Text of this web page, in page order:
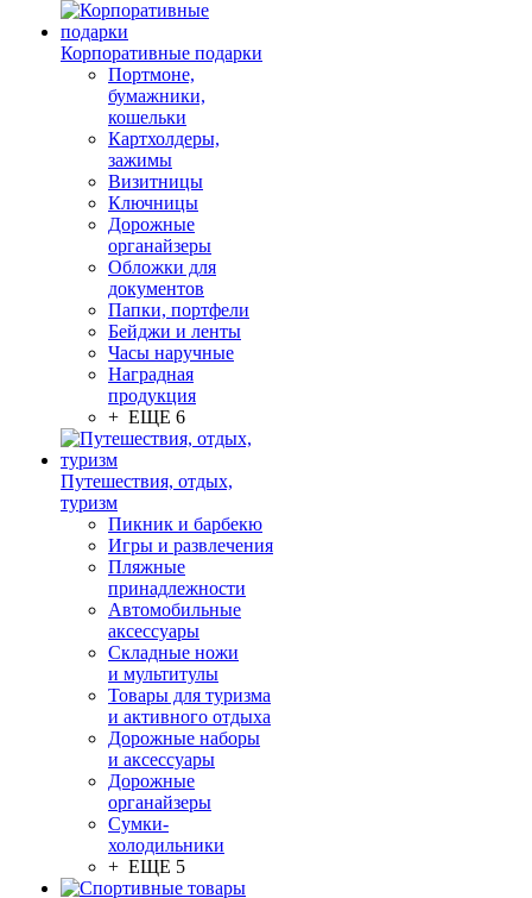
Корпоративные подарки
Портмоне,
бумажники,
кошельки
Картхолдеры,
зажимы
Визитницы
Ключницы
Дорожные
органайзеры
Обложки для
документов
Папки, портфели
Бейджи и ленты
Часы наручные
Наградная
продукция
+ ЕЩЕ 6
Путешествия, отдых,
туризм
Пикник и барбекю
Игры и развлечения
Пляжные
принадлежности
Автомобильные
аксессуары
Складные ножи
и мультитулы
Товары для туризма
и активного отдыха
Дорожные наборы
и аксессуары
Дорожные
органайзеры
Сумки-
холодильники
+ ЕЩЕ 5